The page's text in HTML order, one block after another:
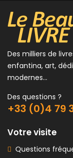
Des milliers de
enfantina, art,
modernes...
Des questions ?
+33 (0)4 79
Votre visite
Questions